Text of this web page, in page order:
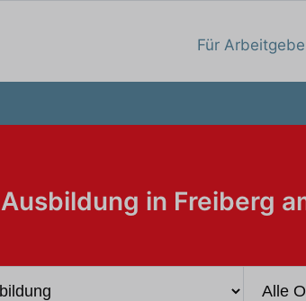
Für
Ausbildung in Freiberg